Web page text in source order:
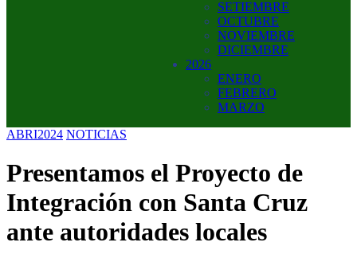
SETIEMBRE
OCTUBRE
NOVIEMBRE
DICIEMBRE
2026
ENERO
FEBRERO
MARZO
ABRI2024 NOTICIAS
Presentamos el Proyecto de
Integración con Santa Cruz
ante autoridades locales